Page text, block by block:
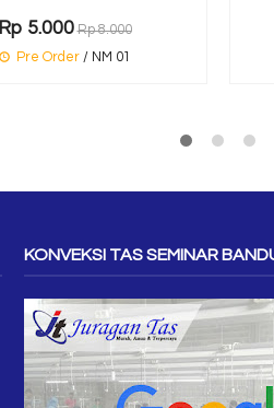
Rp 5.000 Rp 8.000
Pre Order/ NM 01
KONVEKSI TAS SEMINAR